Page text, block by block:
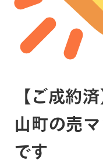
【ご成約
山町の売
です